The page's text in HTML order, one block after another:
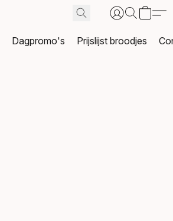
Dagpromo's Prijslijst broodjes